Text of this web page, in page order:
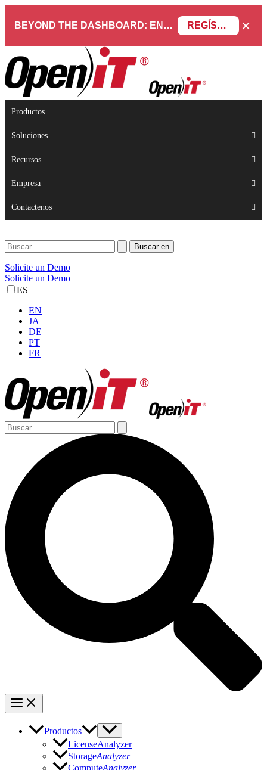
BEYOND THE DASHBOARD: ENGINEERING SOFTWARE IN SERVICENOW WEBINAR REGÍSTRESE AHORA ×
Productos
Soluciones
Recursos
Empresa
Contactenos
Solicite un Demo
Solicite un Demo
ES
EN
JA
DE
PT
FR
Productos
LicenseAnalyzer
StorageAnalyzer